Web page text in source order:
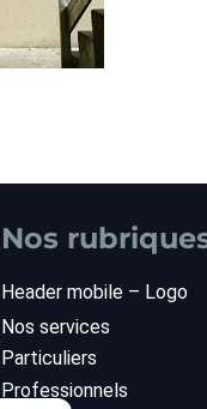
Nos
Header mobile – Logo
Nos services
Particuliers
Professionnels